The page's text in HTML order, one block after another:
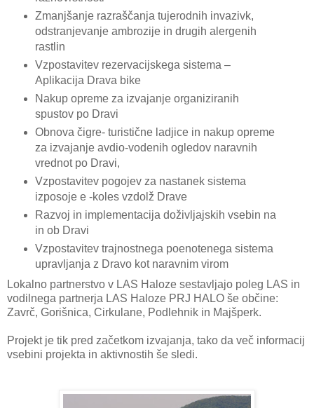
Zmanjšanje razraščanja tujerodnih invazivk,
odstranjevanje ambrozije in drugih alergenih
rastlin
Vzpostavitev rezervacijskega sistema –
Aplikacija Drava bike
Nakup opreme za izvajanje organiziranih
spustov po Dravi
Obnova čigre- turistične ladjice in nakup opreme
za izvajanje avdio-vodenih ogledov naravnih
vrednot po Dravi,
Vzpostavitev pogojev za nastanek sistema
izposoje e -koles vzdolž Drave
Razvoj in implementacija doživljajskih vsebin na
in ob Dravi
Vzpostavitev trajnostnega poenotenega sistema
upravljanja z Dravo kot naravnim virom
Lokalno partnerstvo v LAS Haloze sestavljajo poleg LAS in
vodilnega partnerja LAS Haloze PRJ HALO še občine:
Zavrč, Gorišnica, Cirkulane, Podlehnik in Majšperk.
Projekt je tik pred začetkom izvajanja, tako da več informacij
vsebini projekta in aktivnostih še sledi.